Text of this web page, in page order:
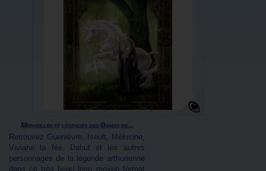
Merveilles et légendes des Dames de...
Retrouvez Guenièvre, Iseult, Mélusine,
Viviane la fée, Dahut et les autres
personnages de la légende arthurienne
dans ce très beau livre moyen format